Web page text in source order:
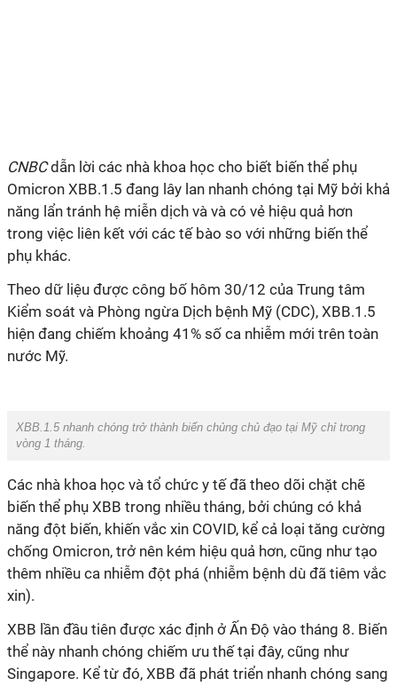
CNBCdẫn lời các nhà khoa học cho biết biến thể phụ
Omicron XBB.1.5 đang lây lan nhanh chóng tại Mỹ bởi khả
năng lẩn tránh hệ miễn dịch và và có vẻ hiệu quả hơn
trong việc liên kết với các tế bào so với những biến thể
phụ khác.
Theo dữ liệu được công bố hôm 30/12 của Trung tâm
Kiểm soát và Phòng ngừa Dịch bệnh Mỹ (CDC), XBB.1.5
hiện đang chiếm khoảng 41% số ca nhiễm mới trên toàn
nước Mỹ.
XBB.1.5 nhanh chóng trở thành biến chủng chủ đạo tại Mỹ chỉ trong
vòng 1 tháng.
Các nhà khoa học và tổ chức y tế đã theo dõi chặt chẽ
biến thể phụ XBB trong nhiều tháng, bởi chúng có khả
năng đột biến, khiến vắc xin COVID, kể cả loại tăng cường
chống Omicron, trở nên kém hiệu quả hơn, cũng như tạo
thêm nhiều ca nhiễm đột phá (nhiễm bệnh dù đã tiêm vắc
xin).
XBB lần đầu tiên được xác định ở Ấn Độ vào tháng 8. Biến
thể này nhanh chóng chiếm ưu thế tại đây, cũng như
Singapore. Kể từ đó, XBB đã phát triển nhanh chóng sang